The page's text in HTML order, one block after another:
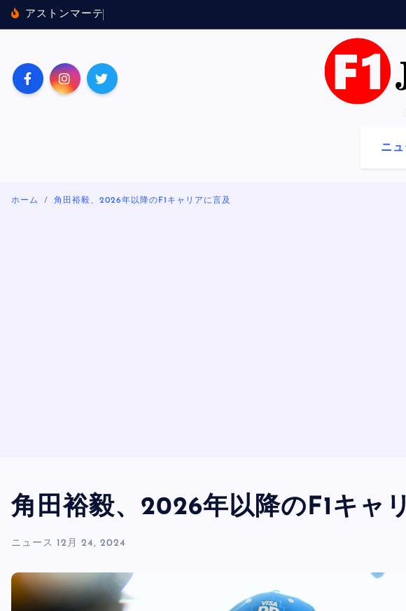
容
ア ス ト ン マ ー テ
ニ
ホーム 角田裕毅、2026年以降のF1キャリアに言及
角田裕毅、2026年以降のF1キャ
ニュース 12月 24, 2024